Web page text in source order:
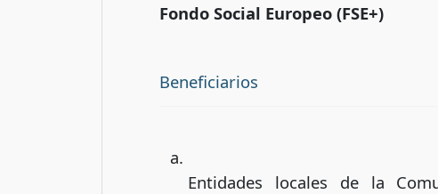
Fondo Social Europeo (FSE+)
Beneficiarios
Entidades locales de la